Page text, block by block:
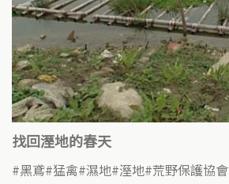
找回溼地的春天
黑鳶 猛禽 濕地 溼地 荒野保護協會